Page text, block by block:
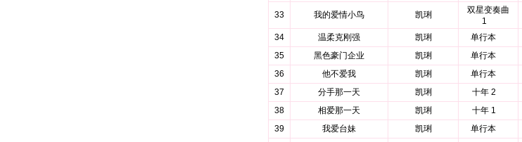
33 我的爱情小鸟 凯琍
双星变奏曲
1
34 温柔克刚强 凯琍 单行本
35
黑色豪门企业 凯琍 单行本
36
他不爱我 凯琍 单行本
37
分手那一天 凯琍 十年 2
38
相爱那一天 凯琍 十年 1
39
我爱台妹 凯琍 单行本